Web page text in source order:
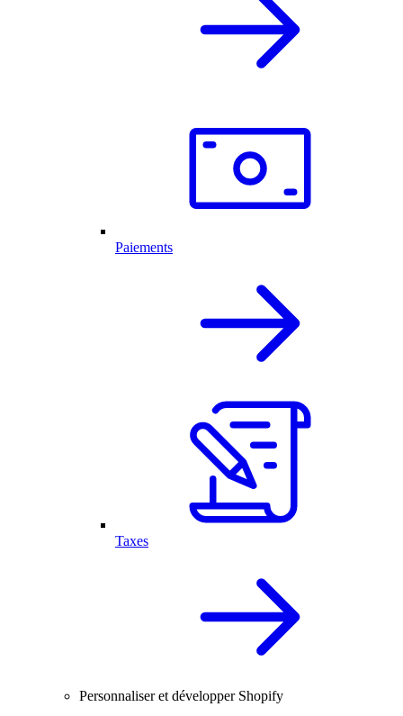
Paiements
Taxes
Personnaliser et développer Shopify